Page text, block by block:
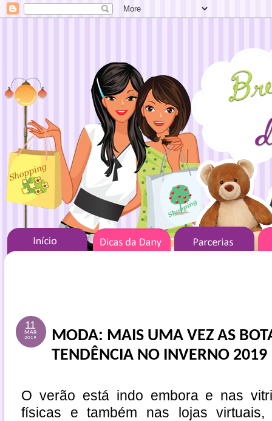
11
MAR
2019
MODA: MAIS UMA VEZ AS
TENDÊNCIA NO INVERNO 2019
O verão está indo embora e nas
físicas e também nas lojas